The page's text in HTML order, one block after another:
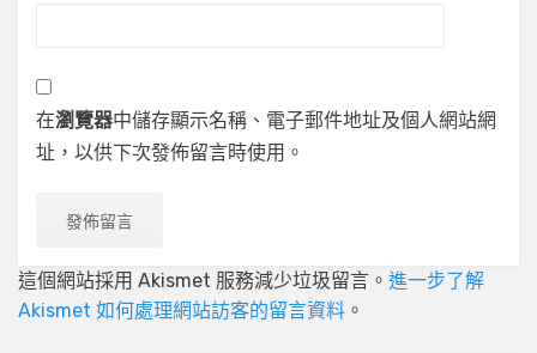
在瀏覽器中儲存顯示名稱、電子郵件地址及個人網站網
址，以供下次發佈留言時使用。
這個網站採用 Akismet 服務減少垃圾留言。 進一步了解
Akismet 如何處理網站訪客的留言資料 。